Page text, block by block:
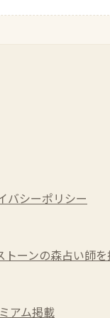
バシーポリシー
トーンの森占い師
アム掲載